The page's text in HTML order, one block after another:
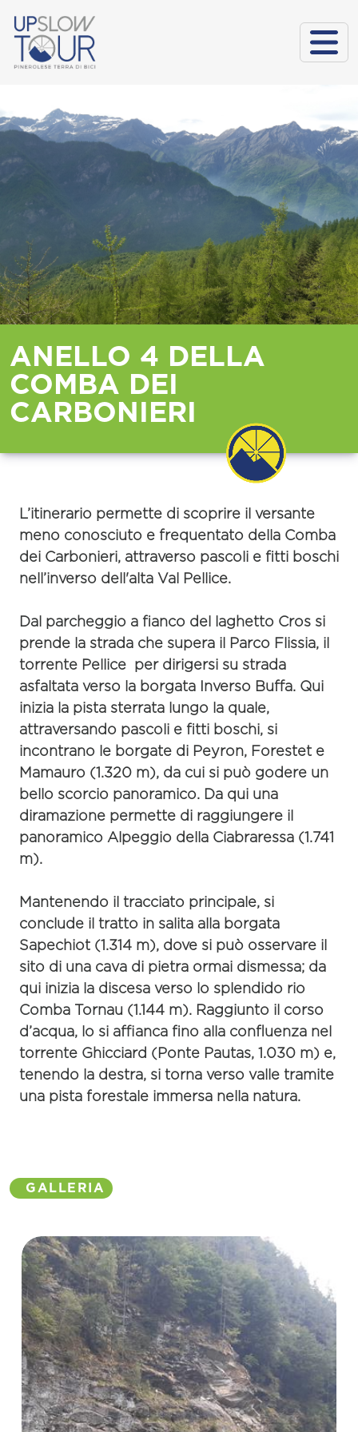
ANELLO 4 DELLA
COMBA DEI
CARBONIERI
L’itinerario permette di scoprire il versante
meno conosciuto e frequentato della Comba
dei Carbonieri, attraverso pascoli e fitti boschi
nell’inverso dell'alta Val Pellice.
Dal parcheggio a fianco del laghetto Cros si
prende la strada che supera il Parco Flissia, il
torrente Pellice per dirigersi su strada
asfaltata verso la borgata Inverso Buffa. Qui
inizia la pista sterrata lungo la quale,
attraversando pascoli e fitti boschi, si
incontrano le borgate di Peyron, Forestet e
Mamauro (1.320 m), da cui si può godere un
bello scorcio panoramico. Da qui una
diramazione permette di raggiungere il
panoramico Alpeggio della Ciabraressa (1.741
m).
Mantenendo il tracciato principale, si
conclude il tratto in salita alla borgata
Sapechiot (1.314 m), dove si può osservare il
sito di una cava di pietra ormai dismessa; da
qui inizia la discesa verso lo splendido rio
Comba Tornau (1.144 m). Raggiunto il corso
d’acqua, lo si affianca fino alla confluenza nel
torrente Ghicciard ( Ponte Pautas, 1.030 m) e,
tenendo la destra, si torna verso valle tramite
una pista forestale immersa nella natura.
GALLERIA